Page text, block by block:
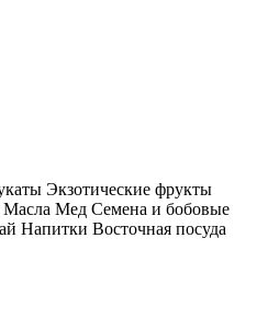
Экзотические фрукты
Масла Мед Семена и бобовые
Напитки Восточная посуда